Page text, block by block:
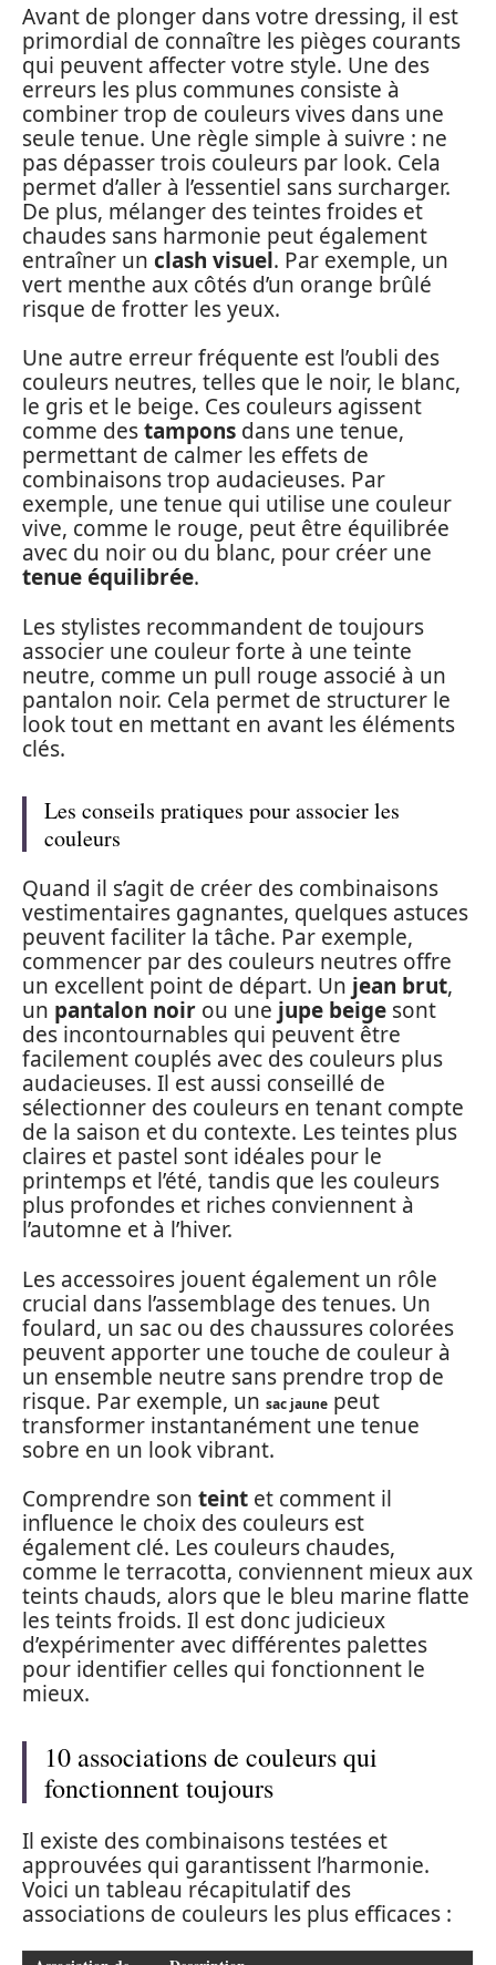
Avant de plonger dans votre dressing, il est
primordial de connaître les pièges courants
qui peuvent affecter votre style. Une des
erreurs les plus communes consiste à
combiner trop de couleurs vives dans une
seule tenue. Une règle simple à suivre : ne
pas dépasser trois couleurs par look. Cela
permet d’aller à l’essentiel sans surcharger.
De plus, mélanger des teintes froides et
chaudes sans harmonie peut également
entraîner un clash visuel. Par exemple, un
vert menthe aux côtés d’un orange brûlé
risque de frotter les yeux.
Une autre erreur fréquente est l’oubli des
couleurs neutres, telles que le noir, le blanc,
le gris et le beige. Ces couleurs agissent
comme destampons dans une tenue,
permettant de calmer les effets de
combinaisons trop audacieuses. Par
exemple, une tenue qui utilise une couleur
vive, comme le rouge, peut être équilibrée
avec du noir ou du blanc, pour créer une
tenue équilibrée.
Les stylistes recommandent de toujours
associer une couleur forte à une teinte
neutre, comme un pull rouge associé à un
pantalon noir. Cela permet de structurer le
look tout en mettant en avant les éléments
clés.
Les conseils pratiques pour associer les
couleurs
Quand il s’agit de créer des combinaisons
vestimentaires gagnantes, quelques astuces
peuvent faciliter la tâche. Par exemple,
commencer par des couleurs neutres offre
un excellent point de départ. Un jean brut,
un pantalon noir ou une jupe beige sont
des incontournables qui peuvent être
facilement couplés avec des couleurs plus
audacieuses. Il est aussi conseillé de
sélectionner des couleurs en tenant compte
de la saison et du contexte. Les teintes plus
claires et pastel sont idéales pour le
printemps et l’été, tandis que les couleurs
plus profondes et riches conviennent à
l’automne et à l’hiver.
Les accessoires jouent également un rôle
crucial dans l’assemblage des tenues. Un
foulard, un sac ou des chaussures colorées
peuvent apporter une touche de couleur à
un ensemble neutre sans prendre trop de
risque. Par exemple, un sac jaune peut
transformer instantanément une tenue
sobre en un look vibrant.
Comprendre son teint et comment il
influence le choix des couleurs est
également clé. Les couleurs chaudes,
comme le terracotta, conviennent mieux aux
teints chauds, alors que le bleu marine flatte
les teints froids. Il est donc judicieux
d’expérimenter avec différentes palettes
pour identifier celles qui fonctionnent le
mieux.
10 associations de couleurs qui
fonctionnent toujours
Il existe des combinaisons testées et
approuvées qui garantissent l’harmonie.
Voici un tableau récapitulatif des
associations de couleurs les plus efficaces :